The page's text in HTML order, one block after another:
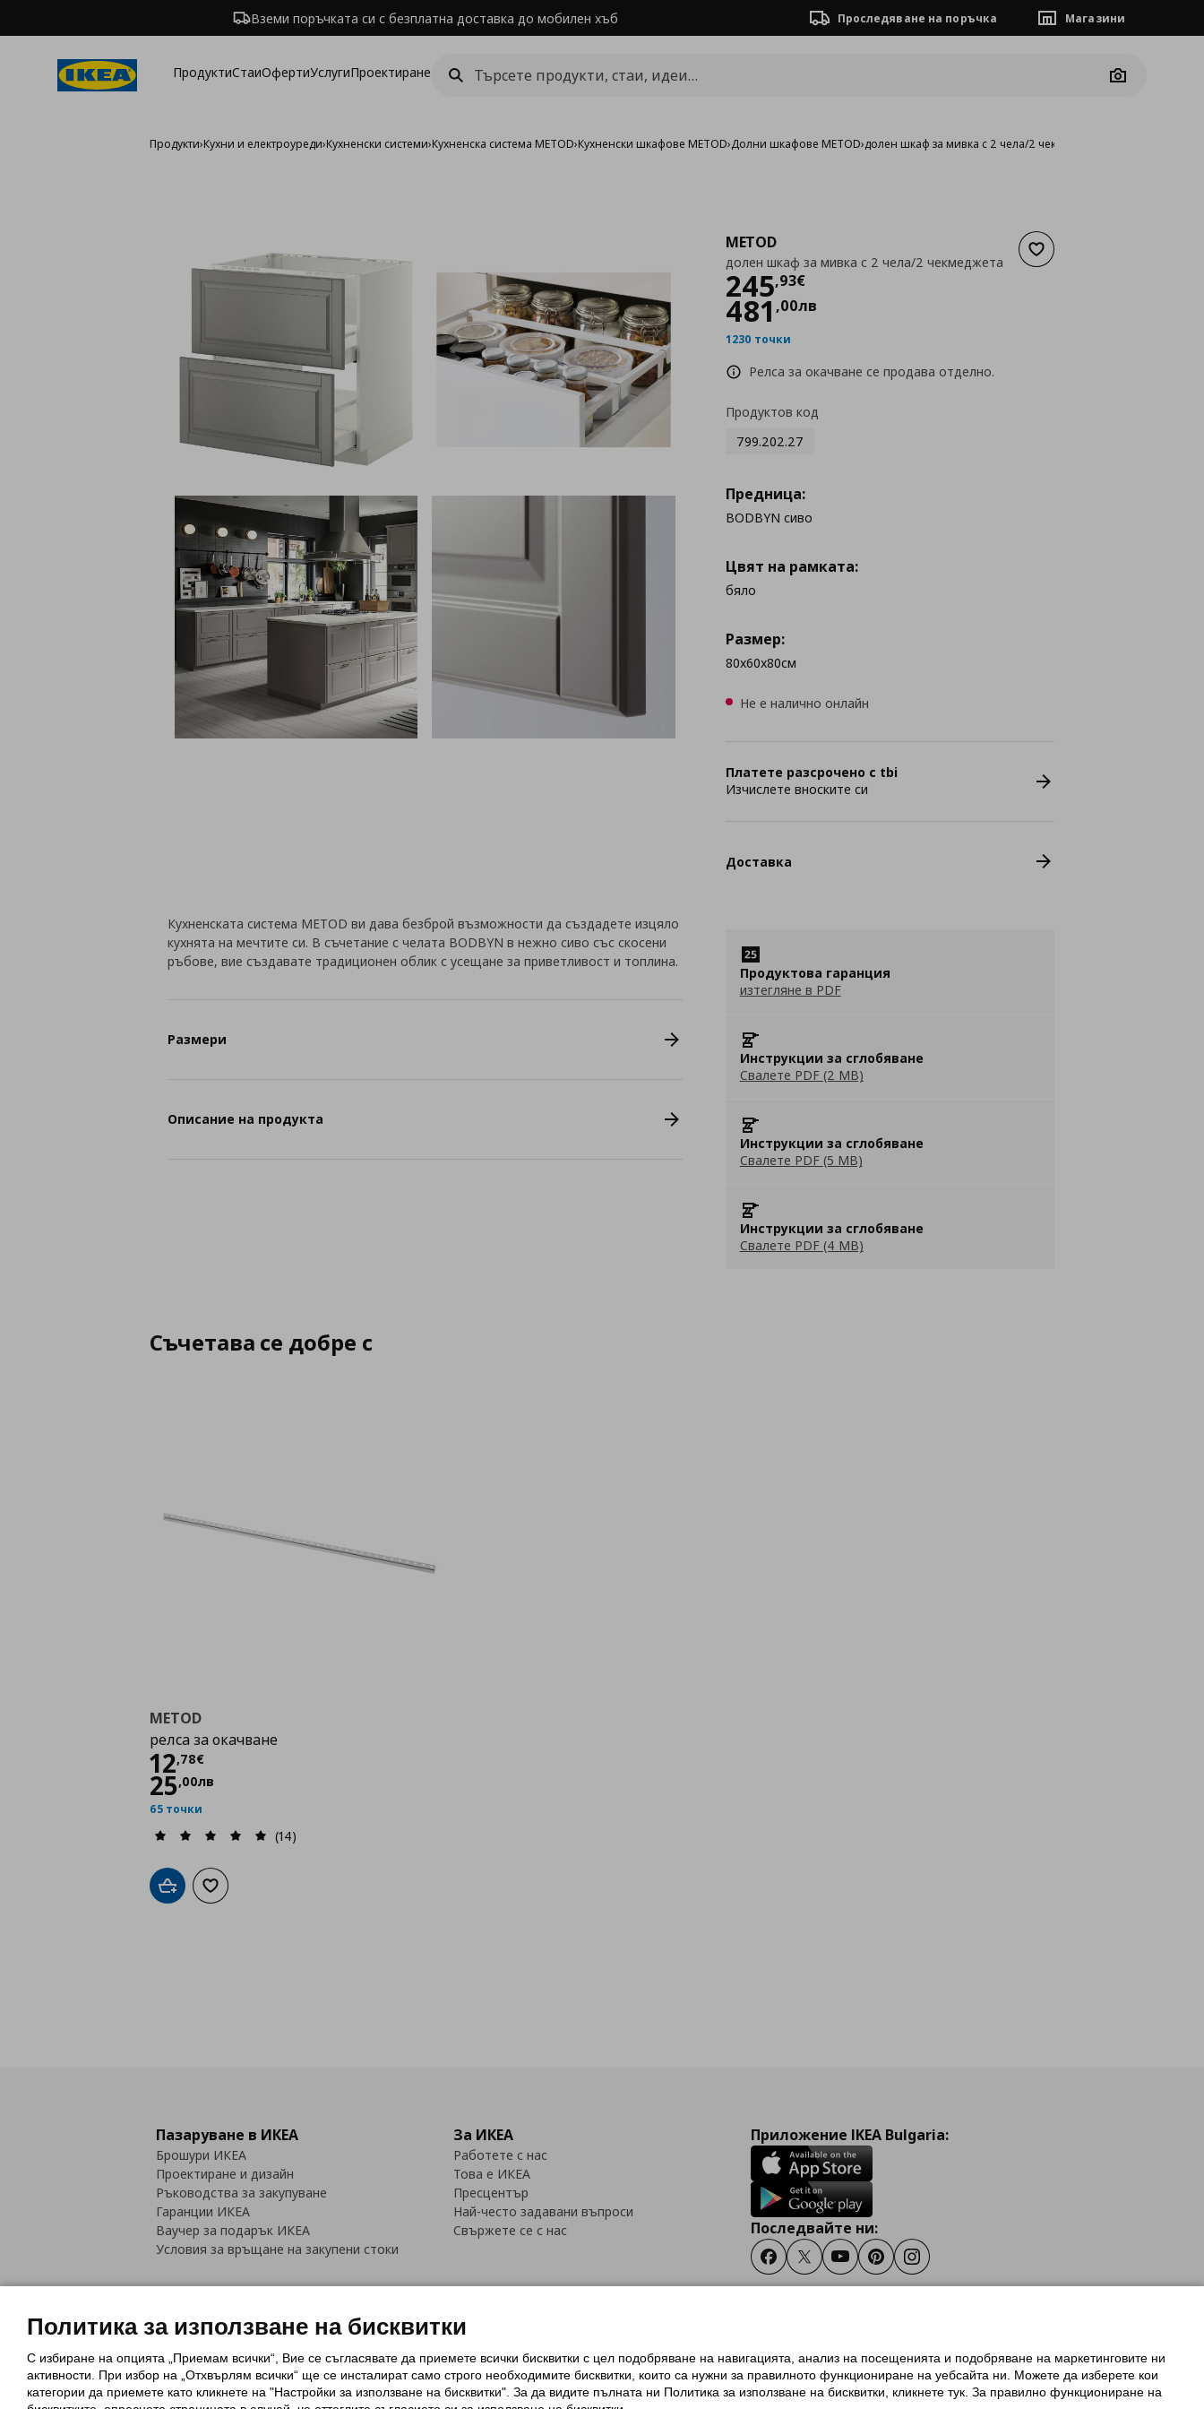
Вземи поръчката си с безплатна доставка до мобилен хъб Проследяване на поръчка Магазини
ПродуктиСтаиОфертиУслугиПроектиране
Camera
Продукти›Кухни и електроуреди›Кухненски системи›Кухненска система METOD›Кухненски шкафове METOD›Долни шкафове METOD›долен шкаф за мивка с 2 чела/2 чекмеджета
Добави към списъка с
METOD
долен шкаф за мивка с 2 чела/2 чекмеджета
245,93€
Цена
481 ,00лв
1230 точки
Релса за окачване се продава отделно.
Продуктов код
799.202.27
Предница:
BODBYN сиво
Цвят на рамката:
бяло
Размер:
80x60x80см
Не е налично онлайн
Платете разсрочено с tbi
Изчислете вноските си
Доставка
Продуктова гаранция
изтегляне в PDF
Инструкции за сглобяване
Свалете PDF (2 MB)
Инструкции за сглобяване
Свалете PDF (5 MB)
Инструкции за сглобяване
Свалете PDF (4 MB)
Кухненската система METOD ви дава безброй възможности да създадете изцяло
кухнята на мечтите си. В съчетание с челата BODBYN в нежно сиво със скосени
ръбове, вие създавате традиционен облик с усещане за приветливост и топлина.
Размери
Описание на продукта
Съчетава се добре с
METOD
релса за окачване
12,78€
Цена
25,00лв
65 точки
(14)
Добави в кошницата
Добави към списъка с любими
Пазаруване в ИКЕА
Брошури ИКЕА
Проектиране и дизайн
Ръководства за закупуване
Гаранции ИКЕА
Ваучер за подарък ИКЕА
Условия за връщане на закупени стоки
За ИКЕА
Работете с нас
Това е ИКЕА
Пресцентър
Най-често задавани въпроси
Свържете се с нас
Приложение IKEA Bulgaria:
Последвайте ни:
FacebookTwitterYoutubePinterestInstagram
Политика за използване на бисквитки (Cookies)Избор на настройки за използване на бисквиткиУсловия за ползване на ikea.bg
Обща политика за личните данни
Политика за защита на личните данни на ikea.bg
Общи условия на програма IKEA Family
Политика за защита на лични данни на програма IKEA Family
Политика за използване на бисквитки
С избиране на опцията „Приемам всички“, Вие се съгласявате да приемете всички бисквитки с цел подобряване на навигацията, анализ на посещенията и подобряване на маркетинговите ни
активности. При избор на „Отхвърлям всички“ ще се инсталират само строго необходимитe бисквитки, които са нужни за правилното функциониране на уебсайта ни. Можете да изберете кои
категории да приемете като кликнете на "Настройки за използване на бисквитки". За да видите пълната ни Политика за използване на бисквитки, кликнете тук. За правилно функциониране на